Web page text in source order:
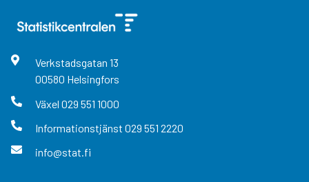
Verkstadsgatan 13
00580 Helsingfors
Växel 029 551 1000
Informationstjänst 029 551 2220
info@stat.fi